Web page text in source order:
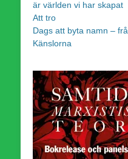
är världen vi har skapat
Att tro
Dags att byta namn –
Känslorna